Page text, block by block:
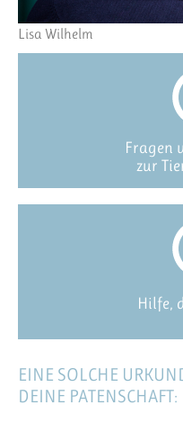
Lisa Wilhelm
Fragen
zur
Hilfe,
EINE SOLCHE
DEINE PATENSCHAFT: